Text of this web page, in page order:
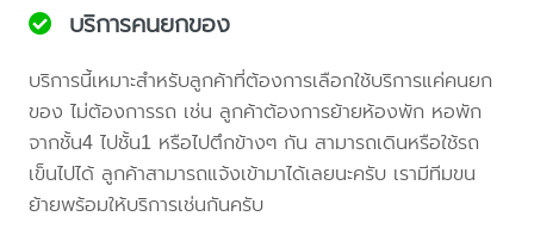
บริการคนยกของ
บริการนี้เหมาะสำหรับลูกค้าที่ต้องการเลือกใช้บริการแค่คนยก
ของ ไม่ต้องการรถ เช่น ลูกค้าต้องการย้ายห้องพัก หอพัก
จากชั้น4 ไปชั้น1 หรือไปตึกข้างๆ กัน สามารถเดินหรือใช้รถ
เข็นไปได้ ลูกค้าสามารถแจ้งเข้ามาได้เลยนะครับ เรามีทีมขน
ย้ายพร้อมให้บริการเช่นกันครับ